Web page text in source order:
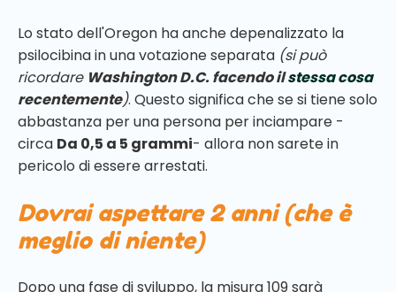
Lo stato dell'Oregon ha anche depenalizzato la
psilocibina in una votazione separata (si può
ricordare Washington D.C. facendo ilstessa cosa
recentemente). Questo significa che se si tiene solo
abbastanza per una persona per inciampare -
circa Da 0,5 a 5 grammi- allora non sarete in
pericolo di essere arrestati.
Dovrai aspettare 2 anni (che è
meglio di niente)
Dopo una fase di sviluppo, la misura 109 sarà